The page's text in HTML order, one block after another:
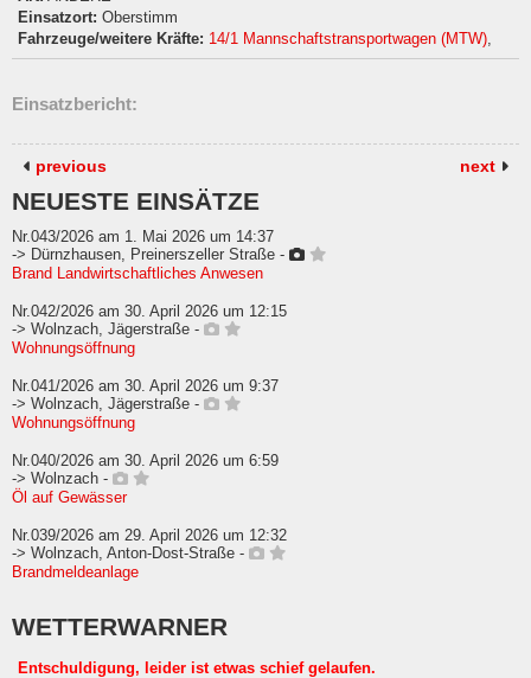
Einsatzort: Oberstimm
Fahrzeuge/weitere Kräfte: 14/1 Mannschaftstransportwagen (MTW),
Einsatzbericht:
previous next
NEUESTE EINSÄTZE
Nr.043/2026 am 1. Mai 2026 um 14:37
-> Dürnzhausen, Preinerszeller Straße -
Brand Landwirtschaftliches Anwesen
Nr.042/2026 am 30. April 2026 um 12:15
-> Wolnzach, Jägerstraße -
Wohnungsöffnung
Nr.041/2026 am 30. April 2026 um 9:37
-> Wolnzach, Jägerstraße -
Wohnungsöffnung
Nr.040/2026 am 30. April 2026 um 6:59
-> Wolnzach -
Öl auf Gewässer
Nr.039/2026 am 29. April 2026 um 12:32
-> Wolnzach, Anton-Dost-Straße -
Brandmeldeanlage
WETTERWARNER
Entschuldigung, leider ist etwas schief gelaufen.